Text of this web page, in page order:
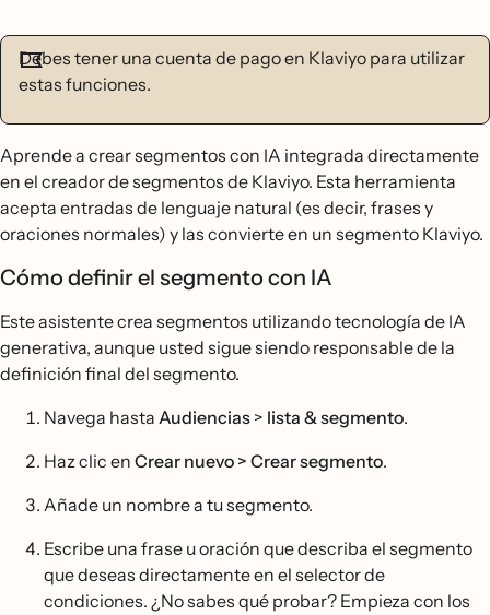
Debes tener una cuenta de pago en Klaviyo para utilizar
estas funciones.
Aprende a crear segmentos con IA integrada directamente
en el creador de segmentos de Klaviyo. Esta herramienta
acepta entradas de lenguaje natural (es decir, frases y
oraciones normales) y las convierte en un segmento Klaviyo.
Cómo definir el segmento con IA
Este asistente crea segmentos utilizando tecnología de IA
generativa, aunque usted sigue siendo responsable de la
definición final del segmento.
Navega hasta Audiencias > lista & segmento.
Haz clic en Crear nuevo > Crear segmento.
Añade un nombre a tu segmento.
Escribe una frase u oración que describa el segmento
que deseas directamente en el selector de
condiciones. ¿No sabes qué probar? Empieza con los